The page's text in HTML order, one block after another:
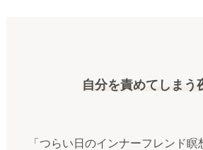
自分を責めてしまう
「つらい日のインナーフレンド